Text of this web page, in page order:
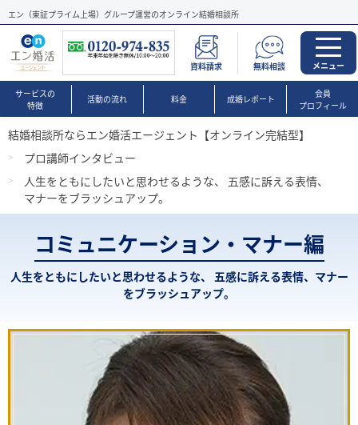
エン（東証プライム上場）グループ運営のオンライン結婚相談所
資料請求 無料相談 メニュー
サービスの
特徴
活動の流れ 料金 成婚レポート
会員
プロフィール
結婚相談所ならエン婚活エージェント【オンライン完結型】
プロ講師インタビュー
人生をともにしたいと思わせるような、 五感に訴える表情、
マナーをブラッシュアップ。
コミュニケーション・マナー編
人生をともにしたいと思わせるような、 五感に訴える表情、マナー
をブラッシュアップ。